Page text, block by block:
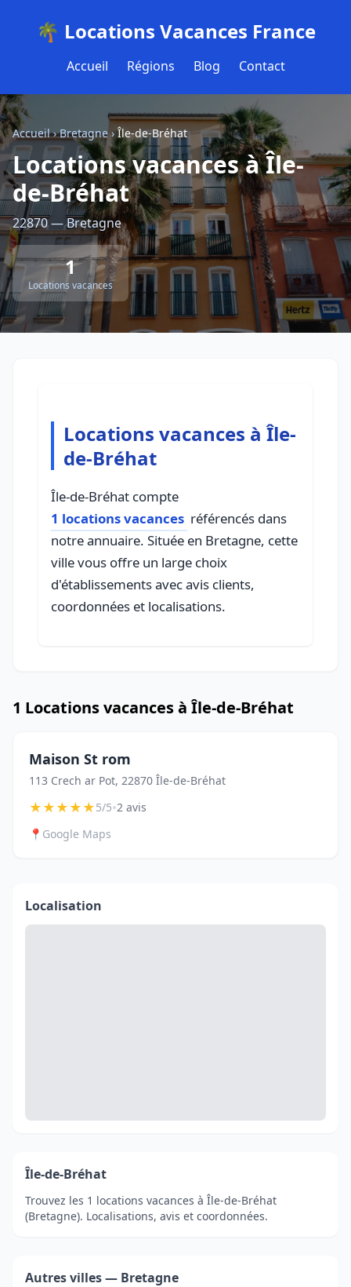
🌴 Locations Vacances France
Accueil Régions Blog Contact
Accueil›Bretagne›Île-de-Bréhat
Locations vacances à Île-
de-Bréhat
22870 — Bretagne
1
Locations vacances
Locations vacances à Île-
de-Bréhat
Île-de-Bréhat compte
1 locations vacances référencés dans
notre annuaire. Située en Bretagne, cette
ville vous offre un large choix
d'établissements avec avis clients,
coordonnées et localisations.
1 Locations vacances à Île-de-Bréhat
Maison St rom
113 Crech ar Pot, 22870 Île-de-Bréhat
★★★★★5/5•2 avis
📍 Google Maps
Localisation
Île-de-Bréhat
Trouvez les 1 locations vacances à Île-de-Bréhat
(Bretagne). Localisations, avis et coordonnées.
Autres villes — Bretagne